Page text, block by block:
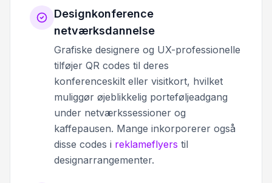
Designkonference
netværksdannelse
Grafiske designere og UX-professionelle
tilføjer QR codes til deres
konferenceskilt eller visitkort, hvilket
muliggør øjeblikkelig porteføljeadgang
under netværkssessioner og
kaffepausen. Mange inkorporerer også
disse codes i reklameflyers til
designarrangementer.